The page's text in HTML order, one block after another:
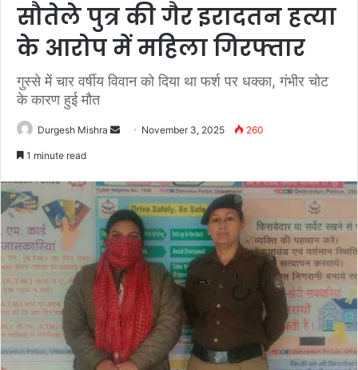
सौतेले पुत्र की गैर इरादतन हत्या
के आरोप में महिला गिरफ्तार
गुस्से में चार वर्षीय विवान को दिया था फर्श पर धक्का, गंभीर चोट
के कारण हुई मौत
Durgesh Mishra
Send November 3, 2025 260
1 minute read